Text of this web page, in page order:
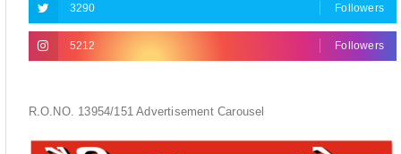
3290 Followers
5212 Followers
R.O.NO. 13954/151 Advertisement Carousel